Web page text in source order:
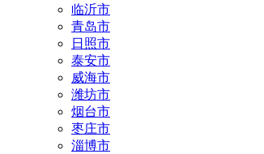
临沂市
青岛市
日照市
泰安市
威海市
潍坊市
烟台市
枣庄市
淄博市